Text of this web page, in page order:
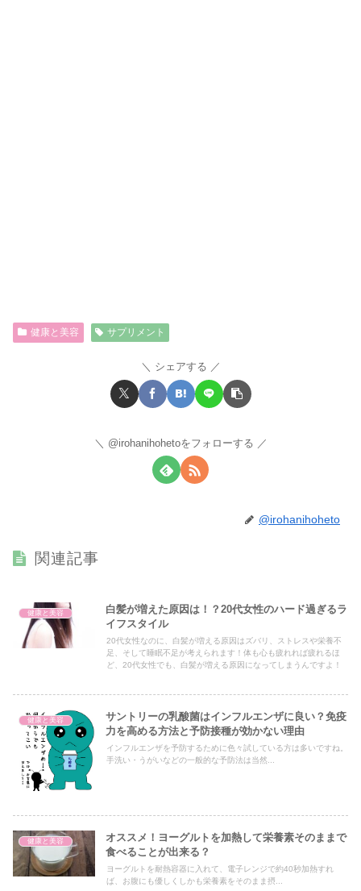
健康と美容 サプリメント
シェアする
@irohanihohetoをフォローする
@irohanihoheto
関連記事
健康と美容
白髪が増えた原因は！？20代女性のハード過ぎるラ
イフスタイル
20代女性なのに、白髪が増える原因はズバリ、ストレスや栄養不
足、そして睡眠不足が考えられます！体も心も疲れれば疲れるほ
ど、20代女性でも、白髪が増える原因になってしまうんですよ！
健康と美容
サントリーの乳酸菌はインフルエンザに良い？免疫
力を高める方法と予防接種が効かない理由
インフルエンザを予防するために色々試している方は多いですね。
手洗い・うがいなどの一般的な予防法は当然...
健康と美容
オススメ！ヨーグルトを加熱して栄養素そのままで
食べることが出来る？
ヨーグルトを耐熱容器に入れて、電子レンジで約40秒加熱すれ
ば、お腹にも優しくしかも栄養素をそのまま摂...